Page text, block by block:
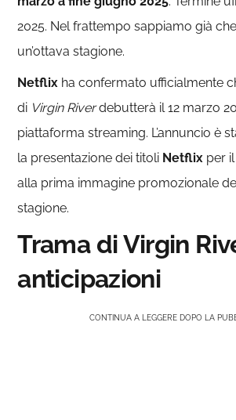
2025. Nel frattempo sappiamo già
un’ottava stagione.
Netflix ha confermato ufficialmente
di Virgin Riverdebutterà il 12 marzo
piattaforma streaming. L’annuncio è
la presentazione dei titoli Netflix per
alla prima immagine promozionale
stagione.
Trama di Virgin
anticipazioni
CONTINUA A LEGGERE DOPO LA